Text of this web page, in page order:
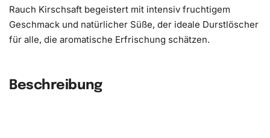
Rauch Kirschsaft begeistert mit intensiv fruchtigem
Geschmack und natürlicher Süße, der ideale Durstlöscher
für alle, die aromatische Erfrischung schätzen.
Beschreibung